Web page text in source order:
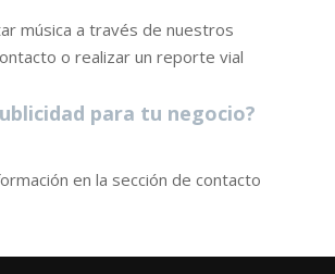
música a través de nuestros
o realizar un reporte vial
para tu negocio?
en la sección de contacto